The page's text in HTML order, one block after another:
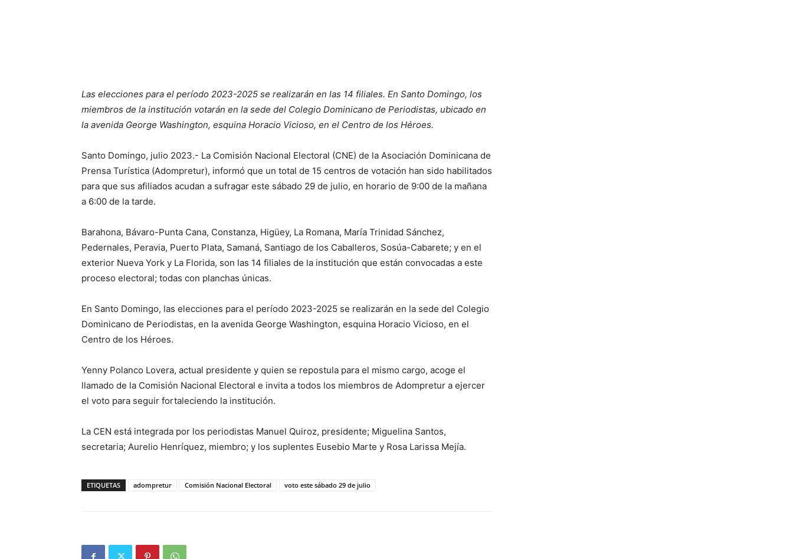
Las elecciones para el período 2023-2025 se realizarán en las 14 filiales. En Santo Domingo, los
miembros de la institución votarán en la sede del Colegio Dominicano de Periodistas, ubicado en
la avenida George Washington, esquina Horacio Vicioso, en el Centro de los Héroes.
Santo Domingo, julio 2023.- La Comisión Nacional Electoral (CNE) de la Asociación Dominicana de
Prensa Turística (Adompretur), informó que un total de 15 centros de votación han sido habilitados
para que sus afiliados acudan a sufragar este sábado 29 de julio, en horario de 9:00 de la mañana
a 6:00 de la tarde.
Barahona, Bávaro-Punta Cana, Constanza, Higüey, La Romana, María Trinidad Sánchez,
Pedernales, Peravia, Puerto Plata, Samaná, Santiago de los Caballeros, Sosúa-Cabarete; y en el
exterior Nueva York y La Florida, son las 14 filiales de la institución que están convocadas a este
proceso electoral; todas con planchas únicas.
En Santo Domingo, las elecciones para el período 2023-2025 se realizarán en la sede del Colegio
Dominicano de Periodistas, en la avenida George Washington, esquina Horacio Vicioso, en el
Centro de los Héroes.
Yenny Polanco Lovera, actual presidente y quien se repostula para el mismo cargo, acoge el
llamado de la Comisión Nacional Electoral e invita a todos los miembros de Adompretur a ejercer
el voto para seguir fortaleciendo la institución.
La CEN está integrada por los periodistas Manuel Quiroz, presidente; Miguelina Santos,
secretaria; Aurelio Henríquez, miembro; y los suplentes Eusebio Marte y Rosa Larissa Mejía.
ETIQUETAS adompretur Comisión Nacional Electoral voto este sábado 29 de julio